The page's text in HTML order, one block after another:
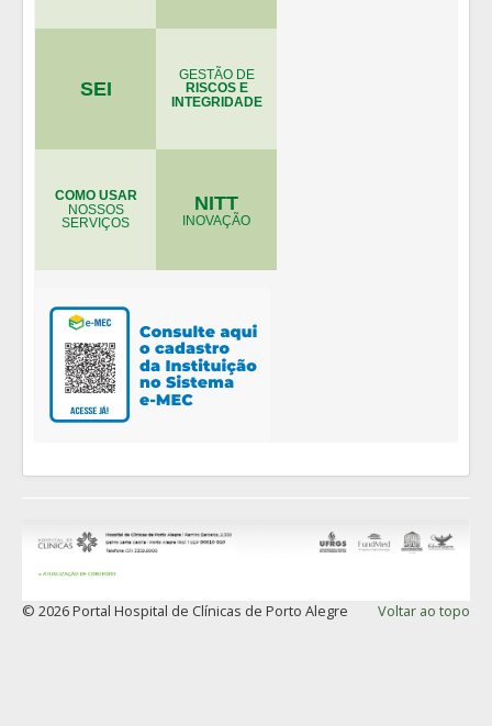
SEI
GESTÃO DE
RISCOS E
INTEGRIDADE
COMO USAR
NOSSOS
SERVIÇOS
NITT
INOVAÇÃO
Voltar ao topo
© 2026 Portal Hospital de Clínicas de Porto Alegre